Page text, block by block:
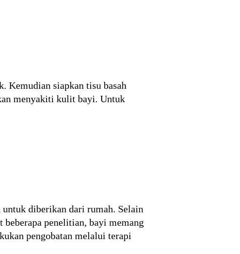
Kemudian siapkan tisu basah
menyakiti kulit bayi. Untuk
untuk diberikan dari rumah. Selain
penelitian, bayi memang
pengobatan melalui terapi